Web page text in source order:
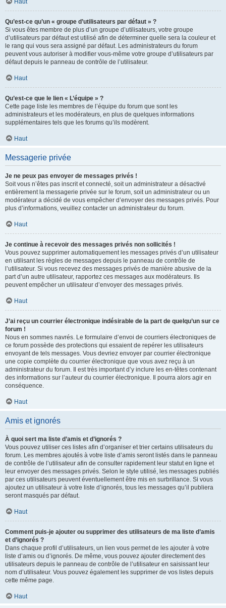
Haut
Qu’est-ce qu’un « groupe d’utilisateurs par défaut » ?
Si vous êtes membre de plus d’un groupe d’utilisateurs, votre groupe
d’utilisateurs par défaut est utilisé afin de déterminer quelle sera la couleur et
le rang qui vous sera assigné par défaut. Les administrateurs du forum
peuvent vous autoriser à modifier vous-même votre groupe d’utilisateurs par
défaut depuis le panneau de contrôle de l’utilisateur.
Haut
Qu’est-ce que le lien « L’équipe » ?
Cette page liste les membres de l’équipe du forum que sont les
administrateurs et les modérateurs, en plus de quelques informations
supplémentaires tels que les forums qu’ils modèrent.
Haut
Messagerie privée
Je ne peux pas envoyer de messages privés !
Soit vous n’êtes pas inscrit et connecté, soit un administrateur a désactivé
entièrement la messagerie privée sur le forum, soit un administrateur ou un
modérateur a décidé de vous empêcher d’envoyer des messages privés. Pour
plus d’informations, veuillez contacter un administrateur du forum.
Haut
Je continue à recevoir des messages privés non sollicités !
Vous pouvez supprimer automatiquement les messages privés d’un utilisateur
en utilisant les règles de messages depuis le panneau de contrôle de
l’utilisateur. Si vous recevez des messages privés de manière abusive de la
part d’un autre utilisateur, rapportez ces messages aux modérateurs. Ils
peuvent empêcher un utilisateur d’envoyer des messages privés.
Haut
J’ai reçu un courrier électronique indésirable de la part de quelqu’un sur ce
forum !
Nous en sommes navrés. Le formulaire d’envoi de courriers électroniques de
ce forum possède des protections qui essaient de repérer les utilisateurs
envoyant de tels messages. Vous devriez envoyer par courrier électronique
une copie complète du courrier électronique que vous avez reçu à un
administrateur du forum. Il est très important d’y inclure les en-têtes contenant
des informations sur l’auteur du courrier électronique. Il pourra alors agir en
conséquence.
Haut
Amis et ignorés
À quoi sert ma liste d’amis et d’ignorés ?
Vous pouvez utiliser ces listes afin d’organiser et trier certains utilisateurs du
forum. Les membres ajoutés à votre liste d’amis seront listés dans le panneau
de contrôle de l’utilisateur afin de consulter rapidement leur statut en ligne et
leur envoyer des messages privés. Selon le style utilisé, les messages publiés
par ces utilisateurs peuvent éventuellement être mis en surbrillance. Si vous
ajoutez un utilisateur à votre liste d’ignorés, tous les messages qu’il publiera
seront masqués par défaut.
Haut
Comment puis-je ajouter ou supprimer des utilisateurs de ma liste d’amis
et d’ignorés ?
Dans chaque profil d’utilisateurs, un lien vous permet de les ajouter à votre
liste d’amis ou d’ignorés. De même, vous pouvez ajouter directement des
utilisateurs depuis le panneau de contrôle de l’utilisateur en saisissant leur
nom d’utilisateur. Vous pouvez également les supprimer de vos listes depuis
cette même page.
Haut